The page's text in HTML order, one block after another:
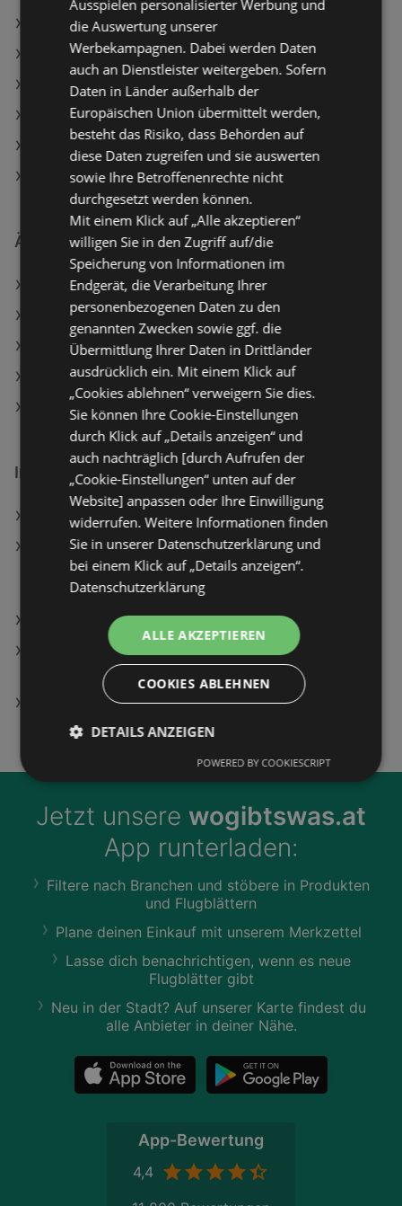
Hagebau Lieb Markt Angebote
Aktuelle Hornbach Flugblätter
Aktuelle bellaflora Flugblätter
Aktuelle Matratzen Concord Flugblätter
Aktuelle Dehner Garten-Center Flugblätter
Aktuelle BAUHAUS Flugblätter
Ähnliche Händler
Matratzen Concord Angebote
HELLWEG Angebote
Hornbach Angebote
Dehner Garten-Center Angebote
bellaflora Angebote
Interessantes auf wogibtswas.at
Fernseher 32.62 Angebote
LOGITECH MK295 Silent Kabelloses &
geräuscharmes Tastatur-Maus-Set, DEU (Qwertz),
Grafit; Kabelloses Tastatur-Maus Set
TEDi in Oberwart
Samsung Galaxy A56 5G 256 GB, Awesome Pink,
Buntlack 400 Angebote
Jetzt unsere wogibtswas.at
App runterladen:
Filtere nach Branchen und stöbere in Produkten
und Flugblättern
Plane deinen Einkauf mit unserem Merkzettel
Lasse dich benachrichtigen, wenn es neue
Flugblätter gibt
Neu in der Stadt? Auf unserer Karte findest du
alle Anbieter in deiner Nähe.
App-Bewertung
4,4
Ausspielen personalisierter Werbung und
die Auswertung unserer
Werbekampagnen. Dabei werden Daten
auch an Dienstleister weitergeben. Sofern
Daten in Länder außerhalb der
Europäischen Union übermittelt werden,
besteht das Risiko, dass Behörden auf
diese Daten zugreifen und sie auswerten
sowie Ihre Betroffenenrechte nicht
durchgesetzt werden können.
Mit einem Klick auf „Alle akzeptieren“
willigen Sie in den Zugriff auf/die
Speicherung von Informationen im
Endgerät, die Verarbeitung Ihrer
personenbezogenen Daten zu den
genannten Zwecken sowie ggf. die
Übermittlung Ihrer Daten in Drittländer
ausdrücklich ein. Mit einem Klick auf
„Cookies ablehnen“ verweigern Sie dies.
Sie können Ihre Cookie-Einstellungen
durch Klick auf „Details anzeigen“ und
auch nachträglich [durch Aufrufen der
„Cookie-Einstellungen“ unten auf der
Website] anpassen oder Ihre Einwilligung
widerrufen. Weitere Informationen finden
Sie in unserer Datenschutzerklärung und
bei einem Klick auf „Details anzeigen“.
Datenschutzerklärung
ALLE AKZEPTIEREN
COOKIES ABLEHNEN
DETAILS ANZEIGEN
POWERED BY COOKIESCRIPT